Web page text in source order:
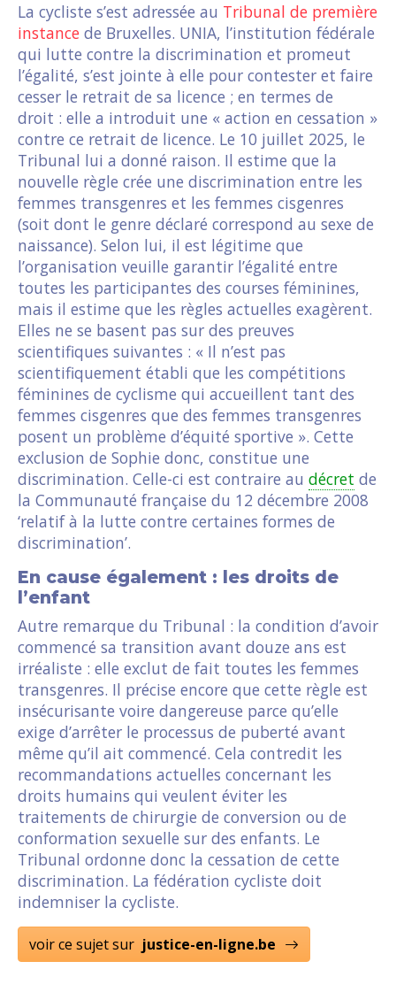
La cycliste s’est adressée au Tribunal de première
instance de Bruxelles. UNIA, l’institution fédérale
qui lutte contre la discrimination et promeut
l’égalité, s’est jointe à elle pour contester et faire
cesser le retrait de sa licence ; en termes de
droit : elle a introduit une « action en cessation »
contre ce retrait de licence. Le 10 juillet 2025, le
Tribunal lui a donné raison. Il estime que la
nouvelle règle crée une discrimination entre les
femmes transgenres et les femmes cisgenres
(soit dont le genre déclaré correspond au sexe de
naissance). Selon lui, il est légitime que
l’organisation veuille garantir l’égalité entre
toutes les participantes des courses féminines,
mais il estime que les règles actuelles exagèrent.
Elles ne se basent pas sur des preuves
scientifiques suivantes : « Il n’est pas
scientifiquement établi que les compétitions
féminines de cyclisme qui accueillent tant des
femmes cisgenres que des femmes transgenres
posent un problème d’équité sportive ». Cette
exclusion de Sophie donc, constitue une
discrimination. Celle-ci est contraire au décret de
la Communauté française du 12 décembre 2008
‘relatif à la lutte contre certaines formes de
discrimination’.
En cause également : les droits de
l’enfant
Autre remarque du Tribunal : la condition d’avoir
commencé sa transition avant douze ans est
irréaliste : elle exclut de fait toutes les femmes
transgenres. Il précise encore que cette règle est
insécurisante voire dangereuse parce qu’elle
exige d’arrêter le processus de puberté avant
même qu’il ait commencé. Cela contredit les
recommandations actuelles concernant les
droits humains qui veulent éviter les
traitements de chirurgie de conversion ou de
conformation sexuelle sur des enfants. Le
Tribunal ordonne donc la cessation de cette
discrimination. La fédération cycliste doit
indemniser la cycliste.
voir ce sujet sur justice-en-ligne.be